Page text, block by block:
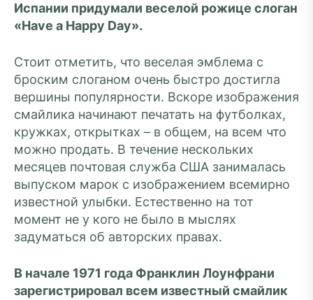
Испании придумали веселой рожице слоган
«Have a Happy Day».
Стоит отметить, что веселая эмблема с
броским слоганом очень быстро достигла
вершины популярности. Вскоре изображения
смайлика начинают печатать на футболках,
кружках, открытках – в общем, на всем что
можно продать. В течение нескольких
месяцев почтовая служба США занималась
выпуском марок с изображением всемирно
известной улыбки. Естественно на тот
момент не у кого не было в мыслях
задуматься об авторских правах.
В начале 1971 года Франклин Лоунфрани
зарегистрировал всем известный смайлик